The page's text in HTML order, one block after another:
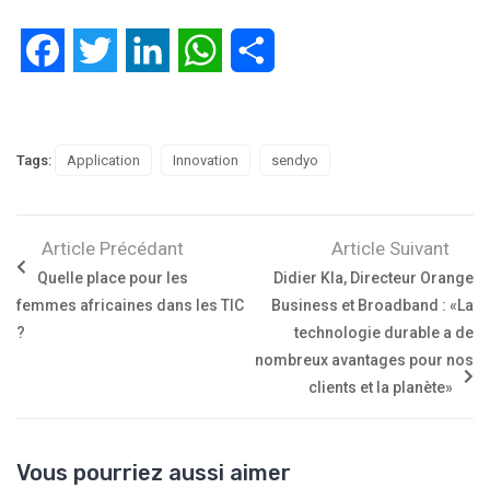
FacebookTwitter LinkedIn WhatsApp
Tags: Application Innovation sendyo
Article Précédant
Quelle place pour les
femmes africaines dans les TIC
?
Article Suivant
Didier Kla, Directeur Orange
Business et Broadband : «La
technologie durable a de
nombreux avantages pour nos
clients et la planète»
Vous pourriez aussi aimer